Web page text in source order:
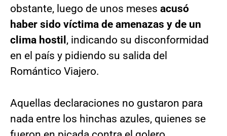
obstante, luego de unos meses acusó
haber sido víctima de amenazas y de un
clima hostil , indicando su disconformidad
en el país y pidiendo su salida del
Romántico Viajero.
Aquellas declaraciones no gustaron para
nada entre los hinchas azules, quienes se